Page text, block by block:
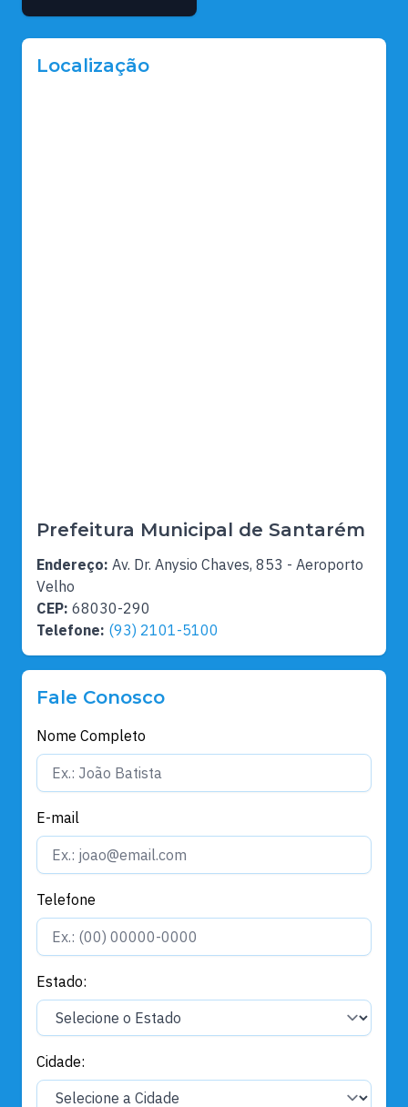
Localização
Prefeitura Municipal de Santarém
Endereço: Av. Dr. Anysio Chaves, 853 - Aeroporto
Velho
CEP: 68030-290
Telefone: (93) 2101-5100
Fale Conosco
Nome Completo
E-mail
Telefone
Estado:
Cidade: